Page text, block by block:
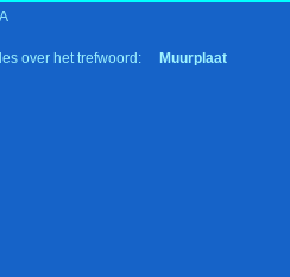
over het trefwoord: Muurplaat